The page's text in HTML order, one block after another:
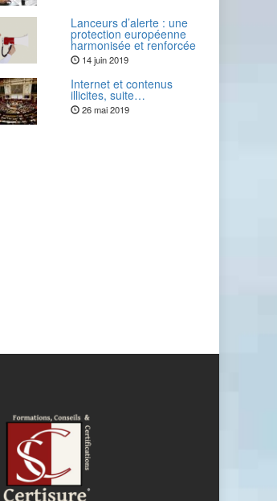
Lanceurs d’alerte : une
protection européenne
harmonisée et renforcée
14 juin 2019
Internet et contenus
illicites, suite…
26 mai 2019